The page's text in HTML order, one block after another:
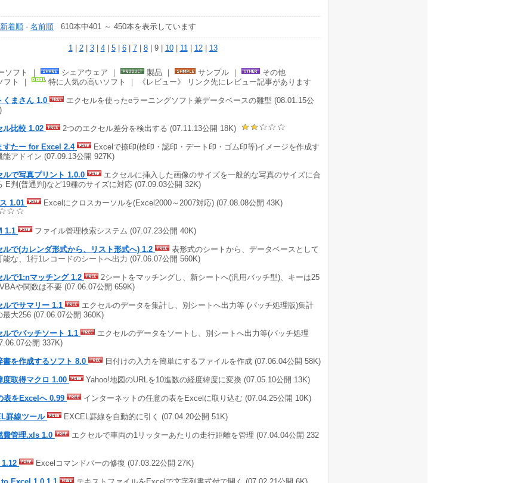
新着順 - 名前順 610本中401 ～ 450本を表示しています
1 | 2| 3| 4| 5| 6| 7| 8| 9 | 10| 11 | 12| 13
ソフト ｜ シェアウェア ｜ 製品 ｜ サンプル ｜
その他
フト ｜
特に人気の高いソフト ｜ 《レビュー》 リンク先にレビュー記事があります
くまさん 1.0
エクセルを使ったeラーニングソフト兼データベースの雛型 (08.01.15公
ル比較 1.02 2つのエクセル差分を検出する (07.11.13公開 18K)
すたー for Excel 2.4
Excelで捺印(検印・認印・デート印・ゴム印等)イメージを作成す
能アドイン (07.09.13公開 927K)
ルで写真プリント 1.0.0
エクセルに挿入した画像のサイズを一般的な写真のサイズに合
E判(普通判)など19種のサイズに対応 (07.09.03公開 32K)
1.01 Excelにクロスカーソルを(Excel2000～2007対応) (07.08.08公開 43K)
1.1 ファイル管理検索システム (07.07.23公開 40K)
ルで(カレンダ形式から、リスト形式へ) 1.2
表形式のシートから、データベースとして
能な、1行1レコードのシートへ出力 (07.06.07公開 560K)
ルで1:nマッチング 1.2
2シートをマッチングし、新シートへ(汎用バッチ型)、キーは25
や関数は不要 (07.06.07公開 659K)
ルでサマリー 1.1
エクセルのデータを集計し、別シートへ出力等 (バッチ処理版)集計
最大256 (07.06.07公開 360K)
ルでバッチソート 1.1
エクセルのデータをソートし、別シートへ出力等(バッチ処理
公開 337K)
書を作成するソフト 8.0 日付けの入力を簡単にするファイルを作成 (07.06.04公開 58K)
度取得マクロ 1.00 Yahoo!地図のURLを10進数の経度緯度に変換 (07.05.10公開 13K)
表をExcelへ 0.99 インターネットの任意の表をExcelに取り込む (07.04.25公開 10K)
罫線ツール EXCEL罫線を自動的に引く (07.04.20公開 51K)
費管理.xls 1.0
エクセルで車両の1リッターあたりの走行距離を管理 (07.04.04公開 232
1.12 Excelコマンドバーの修復 (07.03.22公開 27K)